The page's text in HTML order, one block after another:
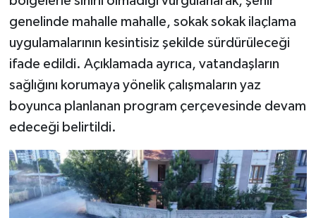
genelinde mahalle mahalle, sokak sokak ilaçlama
uygulamalarının kesintisiz şekilde sürdürüleceği
ifade edildi. Açıklamada ayrıca, vatandaşların
sağlığını korumaya yönelik çalışmaların yaz
boyunca planlanan program çerçevesinde devam
edeceği belirtildi.